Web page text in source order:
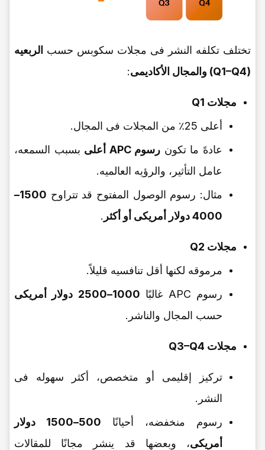
تختلف تکلفه النشر فی مجلات سکوبس حسب الربعیه
(Q1–Q4) والمجال الأکادیمی
:
مجلات Q1
أعلى 25٪ من المجلات فی المجال.
عادهً ما تکون رسوم APC أعلى
بسبب السمعه،
عامل التأثیر، والرؤیه العالمیه.
مثال: رسوم الوصول المفتوح قد تتراوح
1500–
4000 دولار أمریکی أو أکثر
.
مجلات Q2
مرموقه لکنها أقل تنافسیه قلیلاً.
رسوم APC غالبًا
1000–2500 دولار أمریکی
حسب المجال والناشر.
مجلات Q3–Q4
ترکیز إقلیمی أو متخصص، أکثر سهوله فی
النشر.
رسوم منخفضه، أحیانًا
500–1500 دولار
أمریکی، وبعضها قد ینشر مجانًا للمقالات